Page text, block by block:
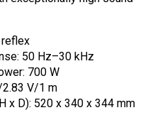
50 Hz–30 kHz
700 W
V/1 m
x D): 520 x 340 x 344 mm